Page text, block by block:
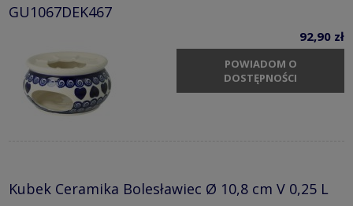
GU1067DEK467
92,90 zł
POWIADOM O
DOSTĘPNOŚCI
Kubek Ceramika Bolesławiec Ø 10,8 cm V 0,25 L